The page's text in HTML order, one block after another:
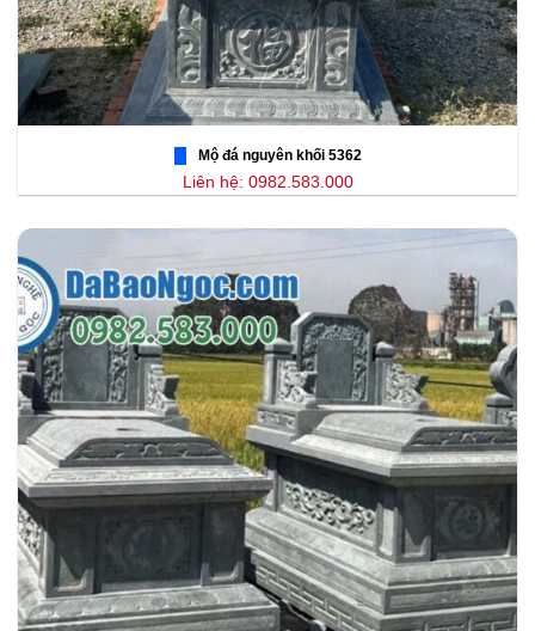
Mộ đá nguyên khối 5362
Liên hệ: 0982.583.000